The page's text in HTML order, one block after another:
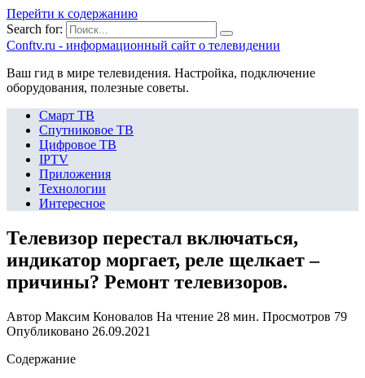
Перейти к содержанию
Search for:
Сonftv.ru - информационный сайт о телевидении
Ваш гид в мире телевидения. Настройка, подключение
оборудования, полезные советы.
Смарт ТВ
Спутниковое ТВ
Цифровое ТВ
IPTV
Приложения
Технологии
Интересное
Телевизор перестал включаться,
индикатор моргает, реле щелкает –
причины? Ремонт телевизоров.
Автор Максим Коновалов На чтение 28 мин. Просмотров 79
Опубликовано 26.09.2021
Содержание